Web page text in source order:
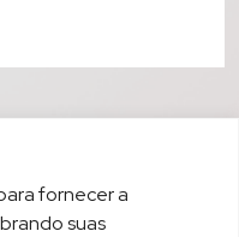
fornecer a
suas